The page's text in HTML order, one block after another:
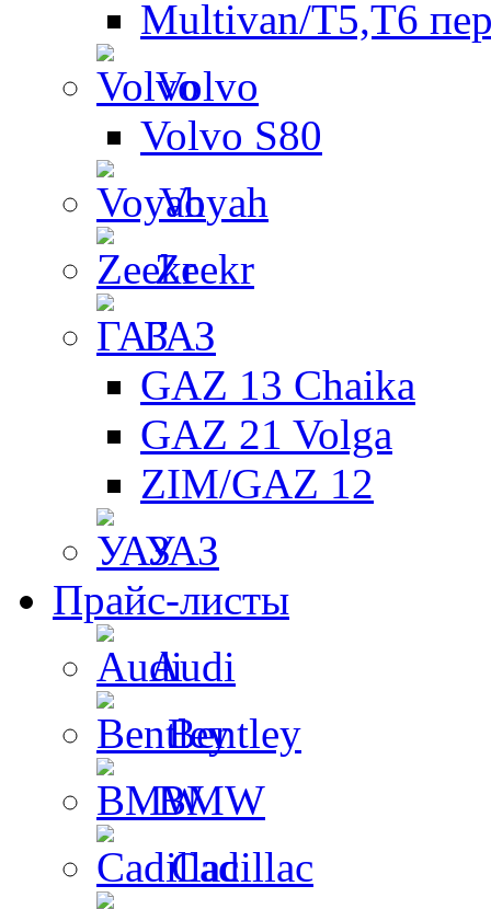
Multivan/T5,T6
Volvo
Volvo S80
Voyah
Zeekr
ГАЗ
GAZ 13 Chaika
GAZ 21 Volga
ZIM/GAZ 12
УАЗ
Прайс-листы
Audi
Bentley
BMW
Cadillac